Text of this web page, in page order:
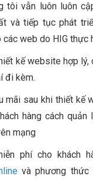
tôi vẫn luôn luôn
và tiếp tục phát
các web do HIG thực
kế website hợp
đi kèm.
mãi sau khi thiết kế
hàng cách quản
mạng
phí cho khách
và phương thức